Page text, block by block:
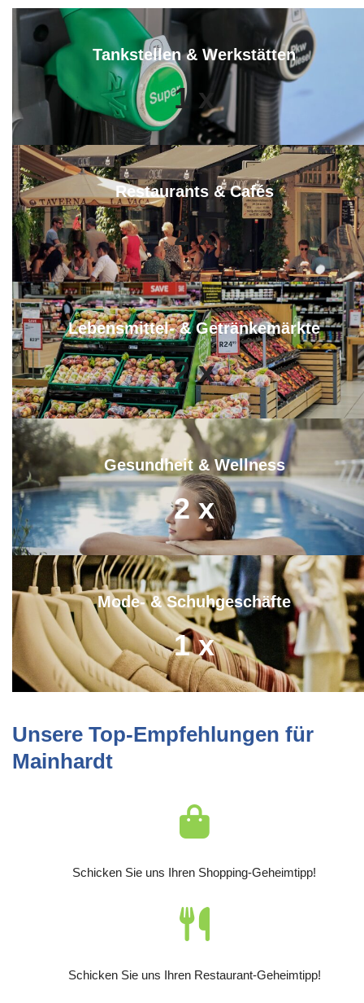
Tankstellen & Werkstätten
1 x
Restaurants & Cafés
2 x
Lebensmittel- & Getränkemärkte
2 x
Gesundheit & Wellness
2 x
Mode- & Schuhgeschäfte
1 x
Unsere Top-Empfehlungen für
Mainhardt
Schicken Sie uns Ihren Shopping-Geheimtipp!
Schicken Sie uns Ihren Restaurant-Geheimtipp!